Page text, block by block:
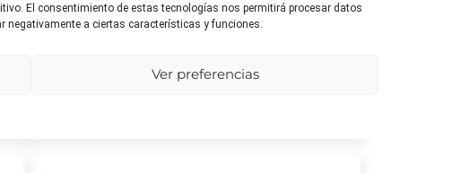
El consentimiento de estas tecnologías nos permitirá procesar datos
a ciertas características y funciones.
Ver preferencias
Humedad ambiental
Asegúrate de que la planta tenga
aparición de hongos.